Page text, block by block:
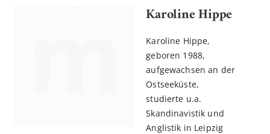
Karoline Hippe
Karoline Hippe,
geboren 1988,
aufgewachsen an der
Ostseeküste,
studierte u.a.
Skandinavistik und
Anglistik in Leipzig